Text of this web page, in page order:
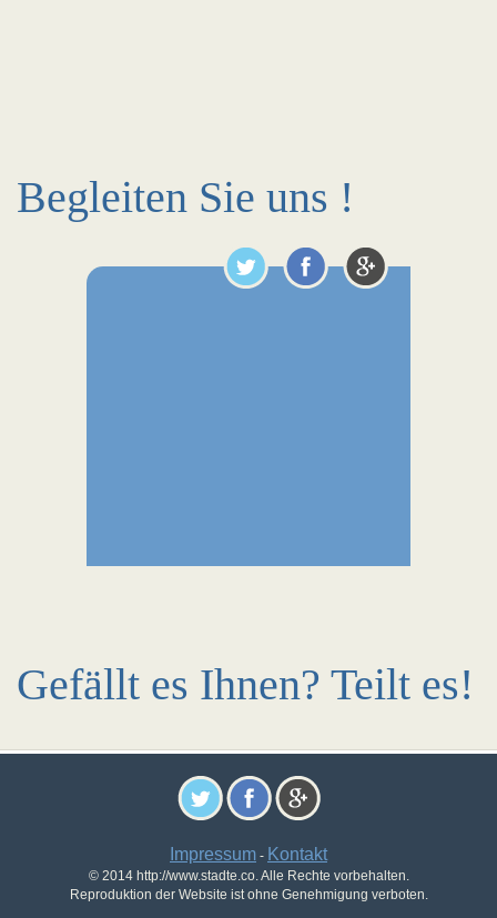
Begleiten Sie uns !
Gefällt es Ihnen? Teilt es!
Impressum - Kontakt
© 2014 http://www.stadte.co. Alle Rechte vorbehalten.
Reproduktion der Website ist ohne Genehmigung verboten.